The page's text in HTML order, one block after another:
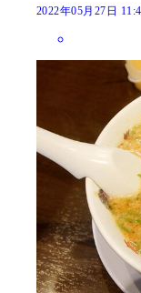
2022年05月27日